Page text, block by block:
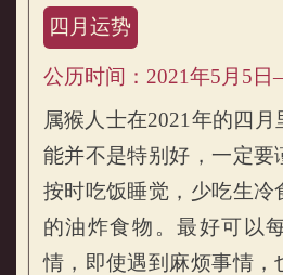
四月运势
公历时间：2021年5月5日
属猴人士在2021年的四
能并不是特别好，一定要
按时吃饭睡觉，少吃生冷
的油炸食物。最好可以
情，即使遇到麻烦事情，